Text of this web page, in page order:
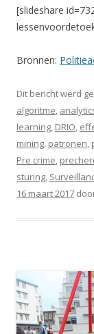
[slideshare
Bronnen:
Dit bericht werd
algoritme,
learning, DRIO,
mining, patronen,
Pre crime,
sturing,
16 maart 2017